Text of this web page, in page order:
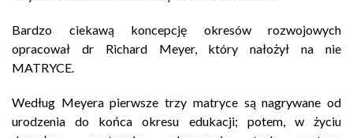
Bardzo ciekawą koncepcję okresów rozwojowych
opracował dr Richard Meyer, który nałożył na nie
MATRYCE.
Według Meyera pierwsze trzy matryce są nagrywane od
urodzenia do końca okresu edukacji; potem, w życiu